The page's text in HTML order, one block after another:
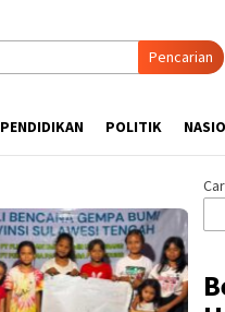
Pencarian
PENDIDIKAN POLITIK